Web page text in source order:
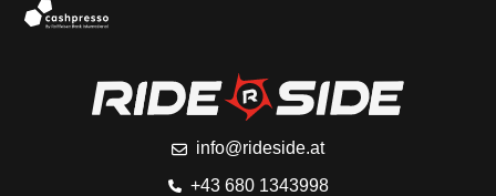
info@rideside.at
+43 680 1343998